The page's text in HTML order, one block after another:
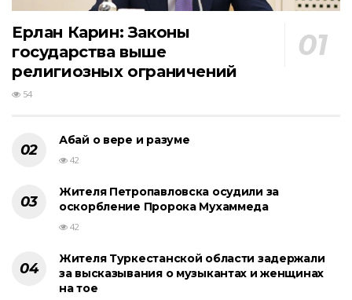
Ерлан Карин: Законы
государства выше
религиозных ограничений
54
Абай о вере и разуме
42
Жителя Петропавловска осудили за
оскорбление Пророка Мухаммеда
42
Жителя Туркестанской области задержали
за высказывания о музыкантах и женщинах
на тое